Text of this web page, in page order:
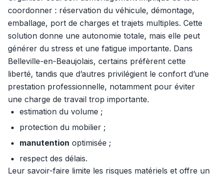
coordonner : réservation du véhicule, démontage,
emballage, port de charges et trajets multiples. Cette
solution donne une autonomie totale, mais elle peut
générer du stress et une fatigue importante. Dans
Belleville-en-Beaujolais, certains préfèrent cette
liberté, tandis que d’autres privilégient le confort d’une
prestation professionnelle, notamment pour éviter
une charge de travail trop importante.
estimation du volume ;
protection du mobilier ;
manutention optimisée ;
respect des délais.
Leur savoir-faire limite les risques matériels et offre un